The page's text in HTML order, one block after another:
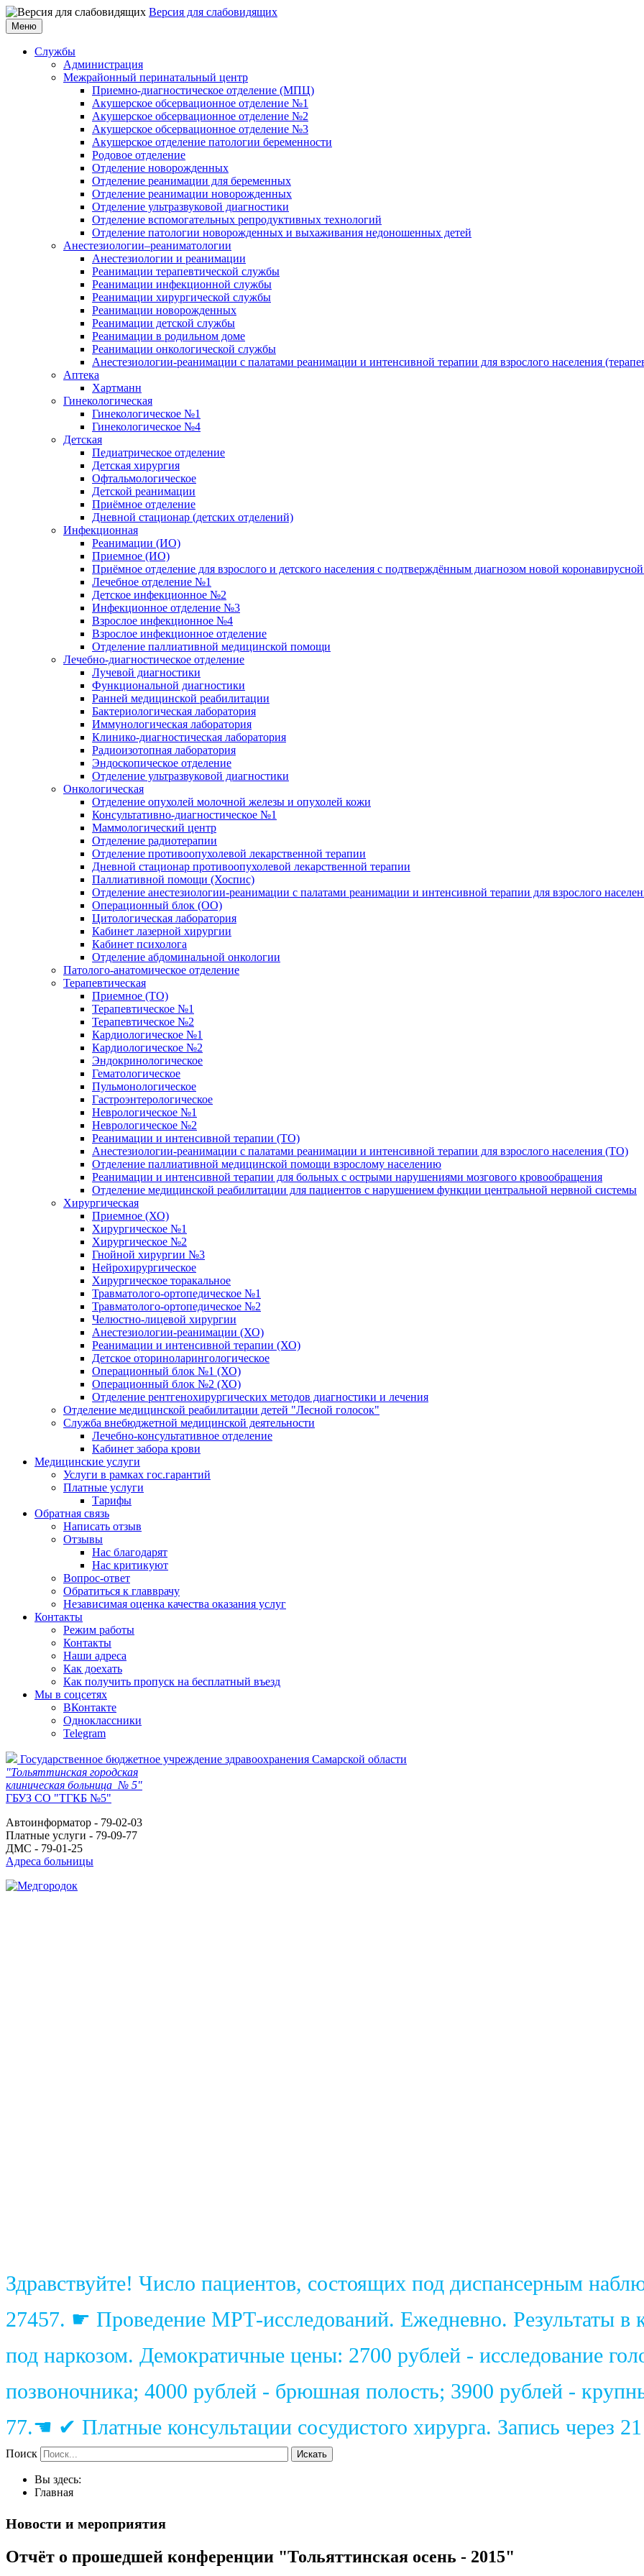
Версия для слабовидящих
Меню
Службы
Администрация
Межрайонный перинатальный центр
Приемно-диагностическое отделение (МПЦ)
Акушерское обсервационное отделение №1
Акушерское обсервационное отделение №2
Акушерское обсервационное отделение №3
Акушерское отделение патологии беременности
Родовое отделение
Отделение новорожденных
Отделение реанимации для беременных
Отделение реанимации новорожденных
Отделение ультразвуковой диагностики
Отделение вспомогательных репродуктивных технологий
Отделение патологии новорожденных и выхаживания недоношенных детей
Анестезиологии–реаниматологии
Анестезиологии и реанимации
Реанимации терапевтической службы
Реанимации инфекционной службы
Реанимации хирургической службы
Реанимации новорожденных
Реанимации детской службы
Реанимации в родильном доме
Реанимации онкологической службы
Анестезиологии-реанимации с палатами реанимации и интенсивной терапии для взрослого населения
Аптека
Хартманн
Гинекологическая
Гинекологическое №1
Гинекологическое №4
Детская
Педиатрическое отделение
Детская хирургия
Офтальмологическое
Детской реанимации
Приёмное отделение
Дневной стационар (детских отделений)
Инфекционная
Реанимации (ИО)
Приемное (ИО)
Приёмное отделение для взрослого и детского населения с подтверждённым диагнозом новой
Лечебное отделение №1
Детское инфекционное №2
Инфекционное отделение №3
Взрослое инфекционное №4
Взрослое инфекционное отделение
Отделение паллиативной медицинской помощи
Лечебно-диагностическое отделение
Лучевой диагностики
Функциональной диагностики
Ранней медицинской реабилитации
Бактериологическая лаборатория
Иммунологическая лаборатория
Клинико-диагностическая лаборатория
Радиоизотопная лаборатория
Эндоскопическое отделение
Отделение ультразвуковой диагностики
Онкологическая
Отделение опухолей молочной железы и опухолей кожи
Консультативно-диагностическое №1
Маммологический центр
Отделение радиотерапии
Отделение противоопухолевой лекарственной терапии
Дневной стационар противоопухолевой лекарственной терапии
Паллиативной помощи (Хоспис)
Отделение анестезиологии-реанимации с палатами реанимации и интенсивной терапии для взрослого
Операционный блок (ОО)
Цитологическая лаборатория
Кабинет лазерной хирургии
Кабинет психолога
Отделение абдоминальной онкологии
Патолого-анатомическое отделение
Терапевтическая
Приемное (ТО)
Терапевтическое №1
Терапевтическое №2
Кардиологическое №1
Кардиологическое №2
Эндокринологическое
Гематологическое
Пульмонологическое
Гастроэнтерологическое
Неврологическое №1
Неврологическое №2
Реанимации и интенсивной терапии (ТО)
Анестезиологии-реанимации с палатами реанимации и интенсивной терапии для взрослого населения (ТО)
Отделение паллиативной медицинской помощи взрослому населению
Реанимации и интенсивной терапии для больных с острыми нарушениями мозгового кровообращения
Отделение медицинской реабилитации для пациентов с нарушением функции центральной нервной системы
Хирургическая
Приемное (ХО)
Хирургическое №1
Хирургическое №2
Гнойной хирургии №3
Нейрохирургическое
Хирургическое торакальное
Травматолого-ортопедическое №1
Травматолого-ортопедическое №2
Челюстно-лицевой хирургии
Анестезиологии-реанимации (ХО)
Реанимации и интенсивной терапии (ХО)
Детское оториноларингологическое
Операционный блок №1 (ХО)
Операционный блок №2 (ХО)
Отделение рентгенохирургических методов диагностики и лечения
Отделение медицинской реабилитации детей "Лесной голосок"
Служба внебюджетной медицинской деятельности
Лечебно-консультативное отделение
Кабинет забора крови
Медицинские услуги
Услуги в рамках гос.гарантий
Платные услуги
Тарифы
Обратная связь
Написать отзыв
Отзывы
Нас благодарят
Нас критикуют
Вопрос-ответ
Обратиться к главврачу
Независимая оценка качества оказания услуг
Контакты
Режим работы
Контакты
Наши адреса
Как доехать
Как получить пропуск на бесплатный въезд
Мы в соцсетях
ВКонтакте
Одноклассники
Telegram
Государственное бюджетное учреждение здравоохранения Самарской области
"Тольяттинская городская
клиническая больница № 5"
ГБУЗ СО "ТГКБ №5"
Автоинформатор - 79-02-03
Платные услуги - 79-09-77
ДМС - 79-01-25
Адреса больницы
Здравствуйте! Число пациентов, состоящих под диспансерным
27457. ☛ Проведение МРТ-исследований. Ежедневно. Результаты в
под наркозом. Демократичные цены: 2700 рублей - исследование
позвоночника; 4000 рублей - брюшная полость; 3900 рублей -
77.☚ ✔ Платные консультации сосудистого хирурга. Запись через
Поиск Искать
Вы здесь:
Главная
Новости и мероприятия
Отчёт о прошедшей конференции "Тольяттинская осень - 2015"